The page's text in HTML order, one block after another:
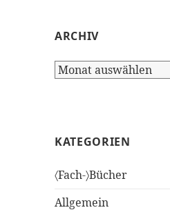
ARCHIV
Archiv
KATEGORIEN
〈Fach-〉Bücher
Allgemein